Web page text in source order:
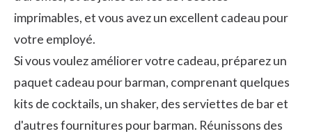
imprimables, et vous avez un excellent cadeau pour
votre employé.
Si vous voulez améliorer votre cadeau, préparez un
paquet cadeau pour barman, comprenant quelques
kits de cocktails, un shaker, des serviettes de bar et
d'autres fournitures pour barman. Réunissons des